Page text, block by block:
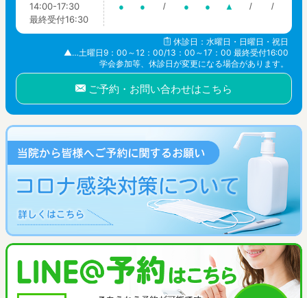
14:00-17:30
最終受付16:30
●
●
/
●
●
▲
/
/
休診日：水曜日・日曜日・祝日
▲…土曜日9：00～12：00/13：00～17：00 最終受付16:00
学会参加等、休診日が変更になる場合があります。
ご予約・お問い合わせはこちら